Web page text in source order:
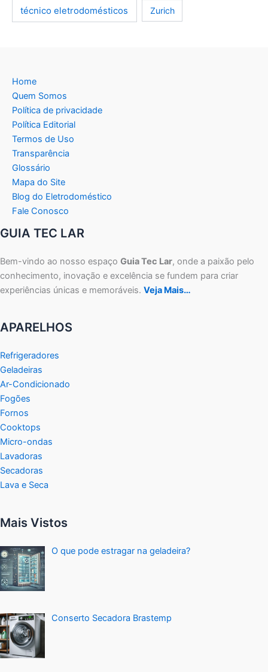
técnico eletrodomésticos Zurich
Home
Quem Somos
Política de privacidade
Política Editorial
Termos de Uso
Transparência
Glossário
Mapa do Site
Blog do Eletrodoméstico
Fale Conosco
GUIA TEC LAR
Bem-vindo ao nosso espaço Guia Tec Lar, onde a paixão pelo
conhecimento, inovação e excelência se fundem para criar
experiências únicas e memoráveis. Veja Mais…
APARELHOS
Refrigeradores
Geladeiras
Ar-Condicionado
Fogões
Fornos
Cooktops
Micro-ondas
Lavadoras
Secadoras
Lava e Seca
Mais Vistos
O que pode estragar na geladeira?
Conserto Secadora Brastemp